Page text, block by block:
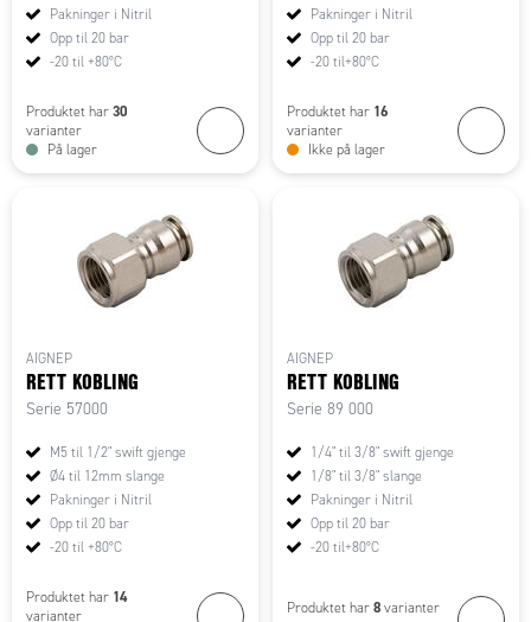
Pakninger i Nitril
Opp til 20 bar
-20 til +80°C
Produktet har 30
varianter
På lager
Pakninger i Nitril
Opp til 20 bar
-20 til+80°C
Produktet har 16
varianter
Ikke på lager
AIGNEP
RETT KOBLING
Serie 57000
M5 til 1/2" swift gjenge
Ø4 til 12mm slange
Pakninger i Nitril
Opp til 20 bar
-20 til +80°C
Produktet har 14
varianter
AIGNEP
RETT KOBLING
Serie 89 000
1/4" til 3/8" swift gjenge
1/8" til 3/8" slange
Pakninger i Nitril
Opp til 20 bar
-20 til+80°C
Produktet har 8 varianter